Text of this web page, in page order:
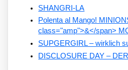
SHANGRI-LA
Polenta al Mango!
class="amp">&</span>
SUPGERGIRL – wirklich
DISCLOSURE DAY –